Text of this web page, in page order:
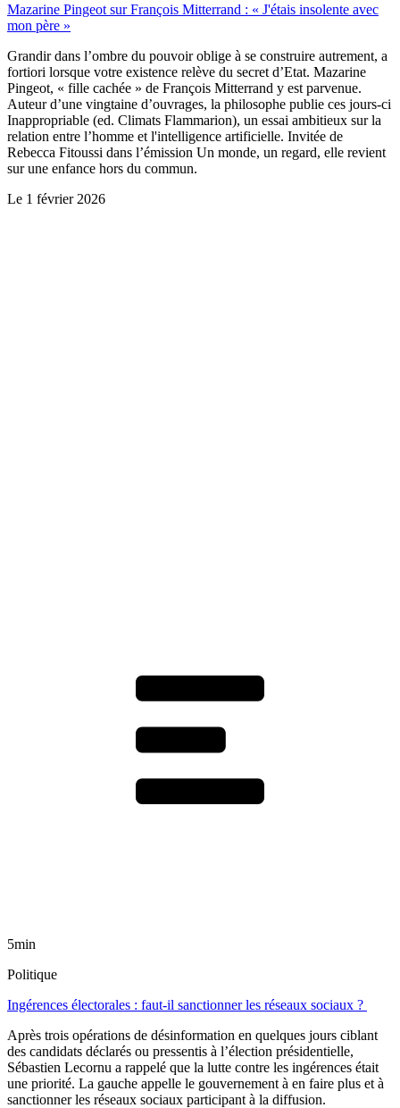
Mazarine Pingeot sur François Mitterrand : « J'étais insolente avec
mon père »
Grandir dans l’ombre du pouvoir oblige à se construire autrement, a
fortiori lorsque votre existence relève du secret d’Etat. Mazarine
Pingeot, « fille cachée » de François Mitterrand y est parvenue.
Auteur d’une vingtaine d’ouvrages, la philosophe publie ces jours-ci
Inappropriable (ed. Climats Flammarion), un essai ambitieux sur la
relation entre l’homme et l'intelligence artificielle. Invitée de
Rebecca Fitoussi dans l’émission Un monde, un regard, elle revient
sur une enfance hors du commun.
Le 1 février 2026
5min
Politique
Ingérences électorales : faut-il sanctionner les réseaux sociaux ?
Après trois opérations de désinformation en quelques jours ciblant
des candidats déclarés ou pressentis à l’élection présidentielle,
Sébastien Lecornu a rappelé que la lutte contre les ingérences était
une priorité. La gauche appelle le gouvernement à en faire plus et à
sanctionner les réseaux sociaux participant à la diffusion.